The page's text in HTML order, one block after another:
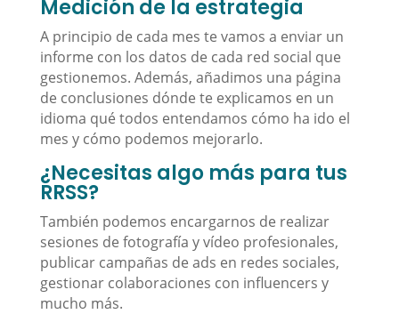
Medición de la estrategia
A principio de cada mes te vamos a enviar un
informe con los datos de cada red social que
gestionemos. Además, añadimos una página
de conclusiones dónde te explicamos en un
idioma qué todos entendamos cómo ha ido el
mes y cómo podemos mejorarlo.
¿Necesitas algo más para tus
RRSS?
También podemos encargarnos de realizar
sesiones de fotografía y vídeo profesionales,
publicar campañas de ads en redes sociales,
gestionar colaboraciones con influencers y
mucho más.